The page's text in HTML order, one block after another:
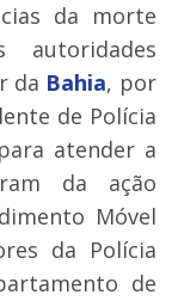
da morte
autoridades
da Bahia, por
de Polícia
atender a
da ação
Móvel
da Polícia
de